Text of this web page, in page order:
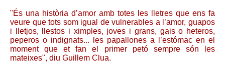
"És una història d’amor amb totes les lletres que ens fa
veure que tots som igual de vulnerables a l’amor, guapos
i lletjos, llestos i ximples, joves i grans, gais o heteros,
peperos o indignats... les papallones a l’estómac en el
moment que et fan el primer petó sempre són les
mateixes", diu Guillem Clua.